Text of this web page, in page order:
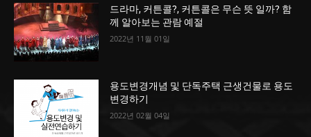
드라마, 커튼콜?, 커튼콜은 무슨 뜻 일까? 함
께 알아보는 관람 예절
2022년 11월 01일
용도변경개념 및 단독주택 근생건물로 용도
변경하기
2022년 02월 04일